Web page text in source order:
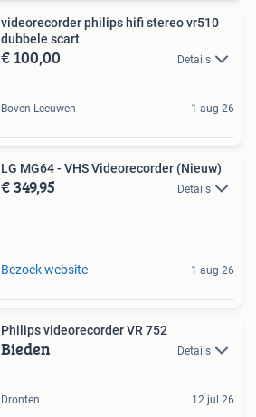
videorecorder philips hifi stereo vr510
dubbele scart
€ 100,00 Details
Boven-Leeuwen 1 aug 26
LG MG64 - VHS Videorecorder (Nieuw)
€ 349,95 Details
Bezoek website 1 aug 26
Philips videorecorder VR 752
Bieden Details
Dronten 12 jul 26